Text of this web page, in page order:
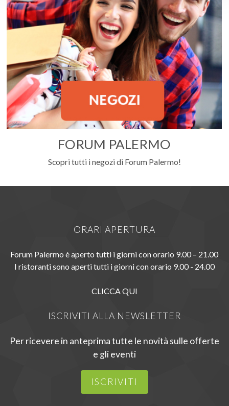
FORUM PALERMO
Scopri tutti i negozi di Forum Palermo!
ORARI APERTURA
Forum Palermo è aperto tutti i giorni con orario 9.00 – 21.00
I ristoranti sono aperti tutti i giorni con orario 9.00 - 24.00
CLICCA QUI
ISCRIVITI ALLA NEWSLETTER
Per ricevere in anteprima tutte le novità sulle offerte
e gli eventi
ISCRIVITI